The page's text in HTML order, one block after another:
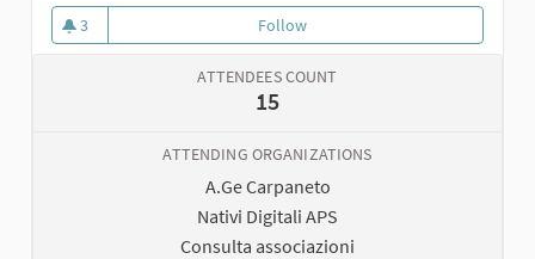
3
3 followers
FollowRiunione del Tavolo di
ATTENDEES COUNT
15
ATTENDING ORGANIZATIONS
A.Ge Carpaneto
Nativi Digitali APS
Consulta associazioni